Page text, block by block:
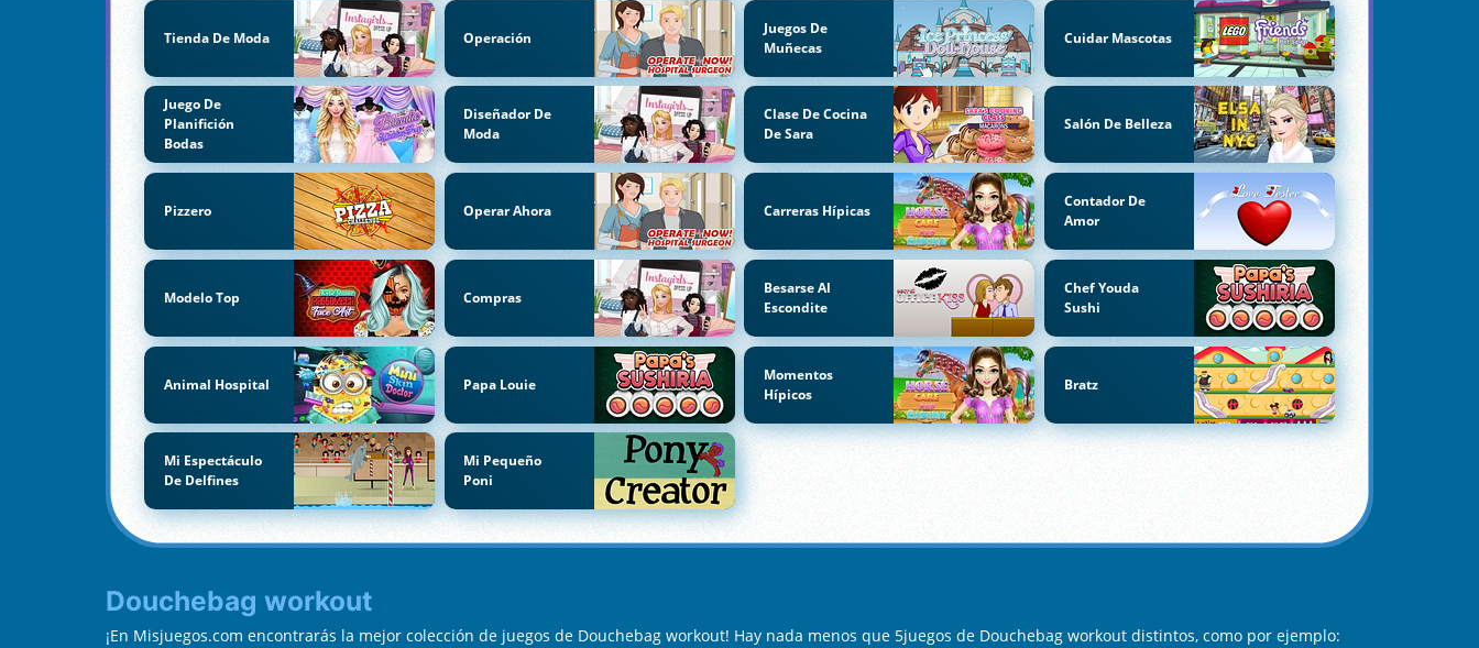
Tienda De Moda Operación
Juegos De
Muñecas
Cuidar Mascotas
Juego De
Planifición
Bodas
Diseñador De
Moda
Clase De Cocina
De Sara
Salón De Belleza
Pizzero Operar Ahora Carreras Hípicas
Contador De
Amor
Modelo Top Compras
Besarse Al
Escondite
Chef Youda
Sushi
Animal Hospital Papa Louie
Momentos
Hípicos
Bratz
Mi Espectáculo
De Delfines
Mi Pequeño
Poni
Douchebag workout
¡En Misjuegos.com encontrarás la mejor colección de juegos de Douchebag workout! Hay nada menos que 5juegos de Douchebag workout distintos, como por ejemplo: